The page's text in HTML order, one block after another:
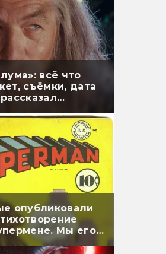
всё что
съёмки, дата
опубликовали
Мы его